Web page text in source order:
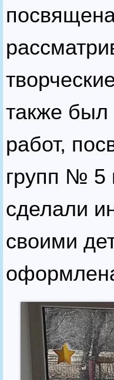
также был
работ,
групп № 5
сделали
своими